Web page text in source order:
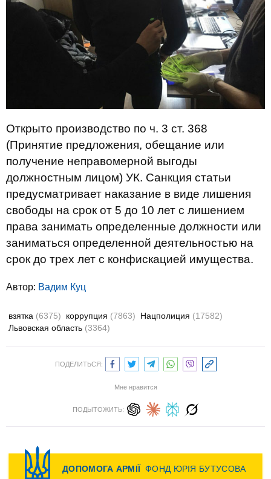
Открыто производство по ч. 3 ст. 368
(Принятие предложения, обещание или
получение неправомерной выгоды
должностным лицом) УК. Санкция статьи
предусматривает наказание в виде лишения
свободы на срок от 5 до 10 лет с лишением
права занимать определенные должности или
заниматься определенной деятельностью на
срок до трех лет с конфискацией имущества.
Автор: Вадим Куц
взятка (6375) коррупция (7863) Нацполиция (17582)
Львовская область (3364)
ПОДЕЛИТЬСЯ:
Мне нравится
ПОДЫТОЖИТЬ: